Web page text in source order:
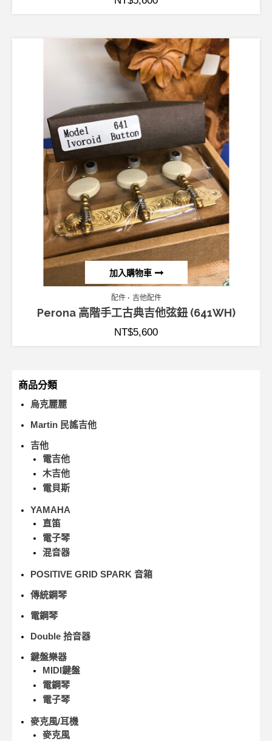
加入購物車
配件 吉他配件
Perona 高階手工古典吉他弦鈕 (641WH)
NT$5,600
商品分類
烏克麗麗
Martin 民謠吉他
吉他
電吉他
木吉他
電貝斯
YAMAHA
直笛
電子琴
混音器
POSITIVE GRID SPARK 音箱
傳統鋼琴
電鋼琴
Double 拾音器
鍵盤樂器
MIDI鍵盤
電鋼琴
電子琴
麥克風/耳機
麥克風